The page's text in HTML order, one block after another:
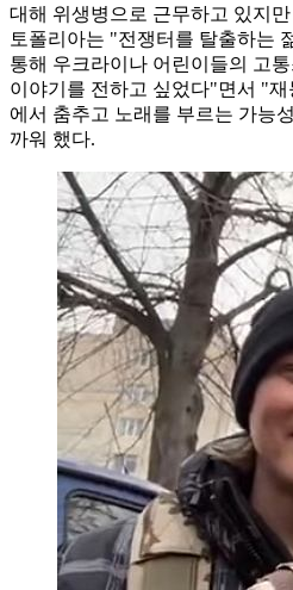
대해 위생병으로 근무하고 있지
토폴리아는 "전쟁터를 ​​탈출하는
통해 우크라이나 어린이들의 고
이야기를 전하고 싶었다"면서 "
에서 춤추고 노래를 부르는 가능
까워 했다.